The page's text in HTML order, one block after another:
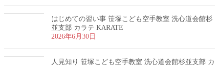
はじめての習い事 笹塚こども空手教室 洗心道会館杉
並支部 カラテ KARATE
2026年6月30日
人見知り 笹塚こども空手教室 洗心道会館杉並支部 カ